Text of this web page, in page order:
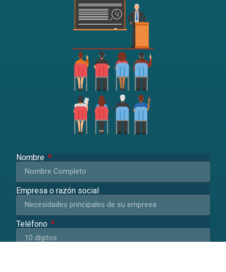
Nombre
Empresa o razón social
Teléfono